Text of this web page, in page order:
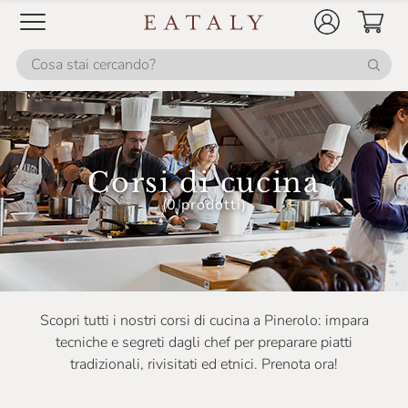
Corsi di cucina
(0 prodotti)
Scopri tutti i nostri corsi di cucina a Pinerolo: impara
tecniche e segreti dagli chef per preparare piatti
tradizionali, rivisitati ed etnici. Prenota ora!